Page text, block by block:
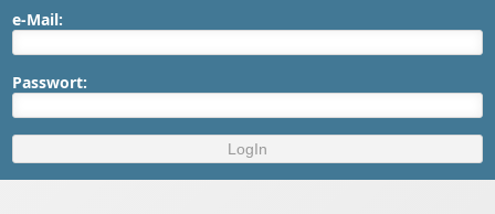
e-Mail:
Passwort: